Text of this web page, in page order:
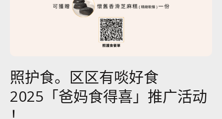
照护食。区区有啖好食
2025「爸妈食得喜」推广活动